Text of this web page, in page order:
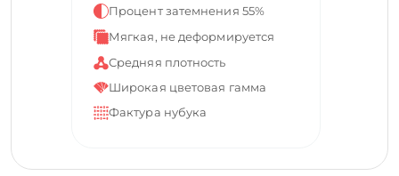
Процент затемнения 55%
Мягкая, не деформируется
Средняя плотность
Широкая цветовая гамма
Фактура нубука